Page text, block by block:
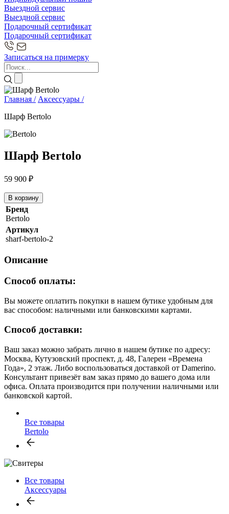
Выездной сервис
Выездной сервис
Подарочный сертификат
Подарочный сертификат
Записаться на примерку
Главная / Аксессуары /
Шарф Bertolo
Шарф Bertolo
59 900 ₽
В корзину
Бренд
Bertolo
Артикул
sharf-bertolo-2
Описание
Способ оплаты:
Вы можете оплатить покупки в нашем бутике удобным для
вас способом: наличными или банковскими картами.
Способ доставки:
Ваш заказ можно забрать лично в нашем бутике по адресу:
Москва, Кутузовский проспект, д. 48, Галереи «Времена
Года», 2 этаж. Либо воспользоваться доставкой от Damerino.
Консультант привезёт вам заказ прямо до вашего дома или
офиса. Оплата производится при получении наличными или
банковской картой.
Все товары
Bertolo
Все товары
Аксессуары